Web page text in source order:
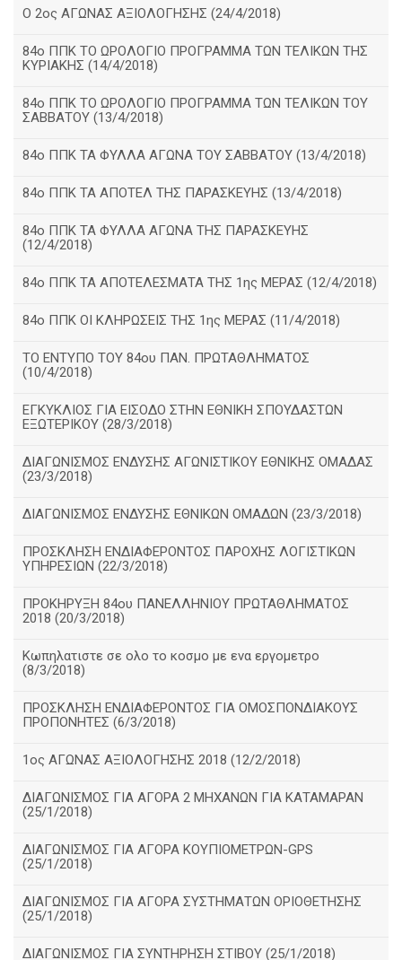
O 2ος ΑΓΩΝΑΣ ΑΞΙΟΛΟΓΗΣΗΣ (24/4/2018)
84ο ΠΠΚ ΤΟ ΩΡΟΛΟΓΙΟ ΠΡΟΓΡΑΜΜΑ ΤΩΝ ΤΕΛΙΚΩΝ ΤΗΣ
ΚΥΡΙΑΚΗΣ (14/4/2018)
84ο ΠΠΚ ΤΟ ΩΡΟΛΟΓΙΟ ΠΡΟΓΡΑΜΜΑ ΤΩΝ ΤΕΛΙΚΩΝ ΤΟΥ
ΣΑΒΒΑΤΟΥ (13/4/2018)
84ο ΠΠΚ ΤΑ ΦΥΛΛΑ ΑΓΩΝΑ ΤΟΥ ΣΑΒΒΑΤΟΥ (13/4/2018)
84ο ΠΠΚ ΤΑ ΑΠΟΤΕΛ ΤΗΣ ΠΑΡΑΣΚΕΥΗΣ (13/4/2018)
84ο ΠΠΚ ΤΑ ΦΥΛΛΑ ΑΓΩΝΑ ΤΗΣ ΠΑΡΑΣΚΕΥΗΣ
(12/4/2018)
84ο ΠΠΚ ΤΑ ΑΠΟΤΕΛΕΣΜΑΤΑ ΤΗΣ 1ης ΜΕΡΑΣ (12/4/2018)
84ο ΠΠΚ ΟΙ ΚΛΗΡΩΣΕΙΣ ΤΗΣ 1ης ΜΕΡΑΣ (11/4/2018)
ΤΟ ΕΝΤΥΠΟ ΤΟΥ 84ου ΠΑΝ. ΠΡΩΤΑΘΛΗΜΑΤΟΣ
(10/4/2018)
ΕΓΚΥΚΛΙΟΣ ΓΙΑ ΕΙΣΟΔΟ ΣΤΗΝ ΕΘΝΙΚΗ ΣΠΟΥΔΑΣΤΩΝ
ΕΞΩΤΕΡΙΚΟΥ (28/3/2018)
ΔΙΑΓΩΝΙΣΜΟΣ ΕΝΔΥΣΗΣ ΑΓΩΝΙΣΤΙΚΟΥ ΕΘΝΙΚΗΣ ΟΜΑΔΑΣ
(23/3/2018)
ΔΙΑΓΩΝΙΣΜΟΣ ΕΝΔΥΣΗΣ ΕΘΝΙΚΩΝ ΟΜΑΔΩΝ (23/3/2018)
ΠΡΟΣΚΛΗΣΗ ΕΝΔΙΑΦΕΡΟΝΤΟΣ ΠΑΡΟΧΗΣ ΛΟΓΙΣΤΙΚΩΝ
ΥΠΗΡΕΣΙΩΝ (22/3/2018)
ΠΡΟΚΗΡΥΞΗ 84ου ΠΑΝΕΛΛΗΝΙΟΥ ΠΡΩΤΑΘΛΗΜΑΤΟΣ
2018 (20/3/2018)
Κωπηλατιστε σε ολο το κοσμο με ενα εργομετρο
(8/3/2018)
ΠΡΟΣΚΛΗΣΗ ΕΝΔΙΑΦΕΡΟΝΤΟΣ ΓΙΑ ΟΜΟΣΠΟΝΔΙΑΚΟΥΣ
ΠΡΟΠΟΝΗΤΕΣ (6/3/2018)
1ος ΑΓΩΝΑΣ ΑΞΙΟΛΟΓΗΣΗΣ 2018 (12/2/2018)
ΔΙΑΓΩΝΙΣΜΟΣ ΓΙΑ ΑΓΟΡΑ 2 ΜΗΧΑΝΩΝ ΓΙΑ ΚΑΤΑΜΑΡΑΝ
(25/1/2018)
ΔΙΑΓΩΝΙΣΜΟΣ ΓΙΑ ΑΓΟΡΑ ΚΟΥΠΙΟΜΕΤΡΩΝ-GPS
(25/1/2018)
ΔΙΑΓΩΝΙΣΜΟΣ ΓΙΑ ΑΓΟΡΑ ΣΥΣΤΗΜΑΤΩΝ ΟΡΙΟΘΕΤΗΣΗΣ
(25/1/2018)
ΔΙΑΓΩΝΙΣΜΟΣ ΓΙΑ ΣΥΝΤΗΡΗΣΗ ΣΤΙΒΟΥ (25/1/2018)